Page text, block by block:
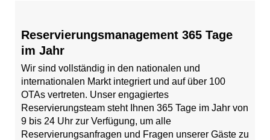
Reservierungsmanagement 365 Tage
im Jahr
Wir sind vollständig in den nationalen und
internationalen Markt integriert und auf über 100
OTAs vertreten. Unser engagiertes
Reservierungsteam steht Ihnen 365 Tage im Jahr von
9 bis 24 Uhr zur Verfügung, um alle
Reservierungsanfragen und Fragen unserer Gäste zu